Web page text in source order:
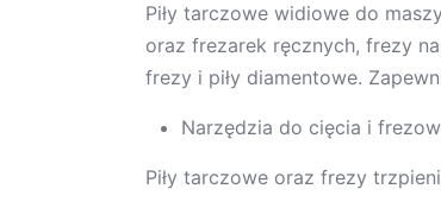
Piły tarczowe widiowe do
oraz frezarek ręcznych, frezy
frezy i piły diamentowe.
Narzędzia do cięcia i
Piły tarczowe oraz frezy